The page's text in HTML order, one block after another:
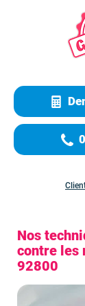
Nos
contre les
92800